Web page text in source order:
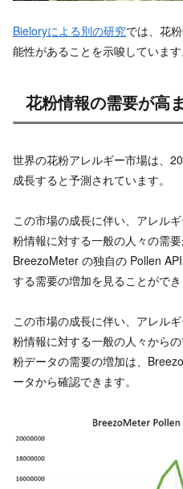
Bieloryによる別の研究では、花
能性があることを示唆しています
花粉情報の需要が高
世界の花粉アレルギー市場は、
成長すると予測されています。
この市場の成長に伴い、アレル
粉情報に対する一般の人々の需要
BreezoMeter の独自の Pollen
する需要の増加を見ることができ
この市場の成長に伴い、アレル
粉情報に対する一般の人々から
粉データの需要の増加は、
ータから確認できます。